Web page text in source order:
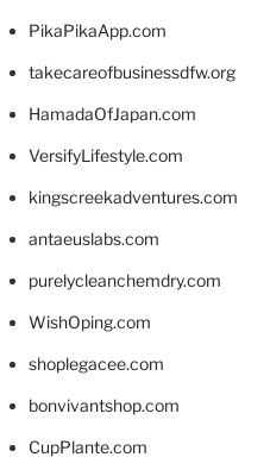
PikaPikaApp.com
takecareofbusinessdfw.org
HamadaOfJapan.com
VersifyLifestyle.com
kingscreekadventures.com
antaeuslabs.com
purelycleanchemdry.com
WishOping.com
shoplegacee.com
bonvivantshop.com
CupPlante.com